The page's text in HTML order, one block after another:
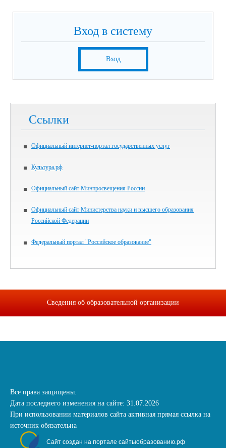
Вход в систему
Вход
Ссылки
Официальный интернет-портал государственных услуг
Культура.рф
Официальный сайт Минпросвещения России
Официальный сайт Министерства науки и высшего образования
Российской Федерации
Федеральный портал "Российское образование"
Сведения об образовательной организации
Все права защищены.
Дата последнего изменения на сайте: 31.07.2026
При использовании материалов сайта активная прямая ссылка на
источник обязательна
Сайт создан на портале сайтыобразованию.рф